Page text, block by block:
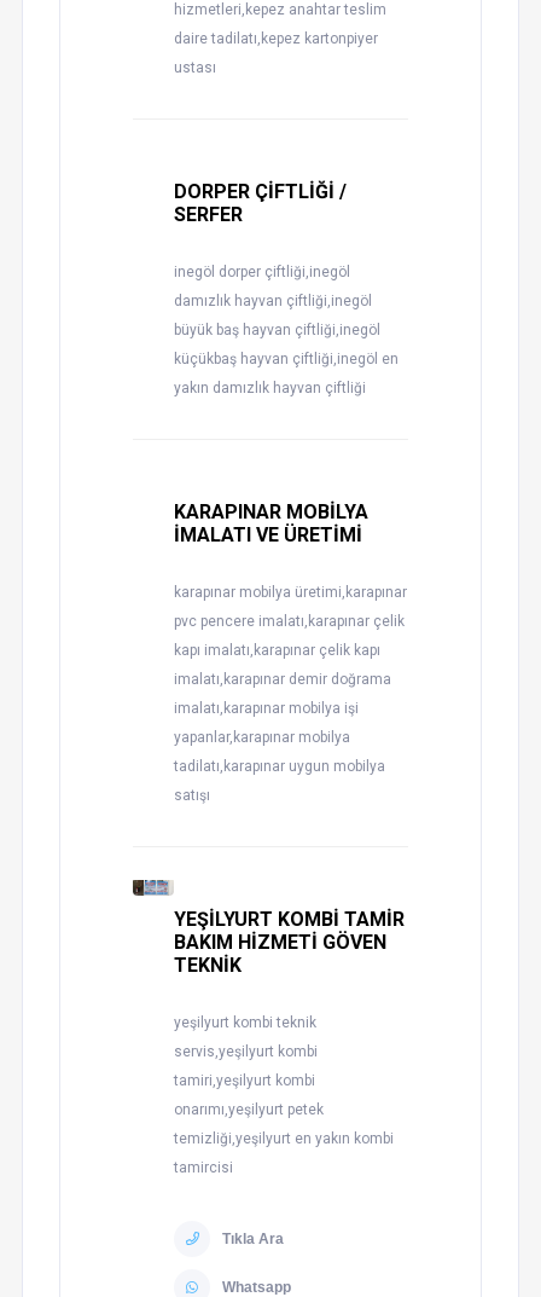
hizmetleri,kepez anahtar teslim
daire tadilatı,kepez kartonpiyer
ustası
DORPER ÇİFTLİĞİ /
SERFER
inegöl dorper çiftliği,inegöl
damızlık hayvan çiftliği,inegöl
büyük baş hayvan çiftliği,inegöl
küçükbaş hayvan çiftliği,inegöl en
yakın damızlık hayvan çiftliği
KARAPINAR MOBİLYA
İMALATI VE ÜRETİMİ
karapınar mobilya üretimi,karapınar
pvc pencere imalatı,karapınar çelik
kapı imalatı,karapınar çelik kapı
imalatı,karapınar demir doğrama
imalatı,karapınar mobilya işi
yapanlar,karapınar mobilya
tadilatı,karapınar uygun mobilya
satışı
YEŞİLYURT KOMBİ TAMİR
BAKIM HİZMETİ GÖVEN
TEKNİK
yeşilyurt kombi teknik
servis,yeşilyurt kombi
tamiri,yeşilyurt kombi
onarımı,yeşilyurt petek
temizliği,yeşilyurt en yakın kombi
tamircisi
Tıkla Ara
Whatsapp